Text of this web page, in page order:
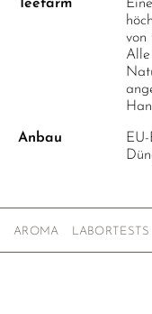
Teefarm
von
Anbau
AROMA LABORTESTS